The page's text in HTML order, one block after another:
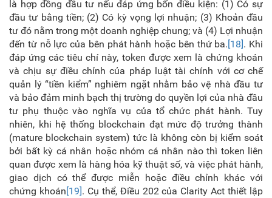
là hợp đồng đầu tư nếu đáp ứng bốn điều kiện: (1) Có sự
đầu tư bằng tiền; (2) Có kỳ vọng lợi nhuận; (3) Khoản đầu
tư đó nằm trong một doanh nghiệp chung; và (4) Lợi nhuận
đến từ nỗ lực của bên phát hành hoặc bên thứ ba.[18]. Khi
đáp ứng các tiêu chí này, token được xem là chứng khoán
và chịu sự điều chỉnh của pháp luật tài chính với cơ chế
quản lý “tiền kiểm” nghiêm ngặt nhằm bảo vệ nhà đầu tư
và bảo đảm minh bạch thị trường do quyền lợi của nhà đầu
tư phụ thuộc vào nghĩa vụ của tổ chức phát hành. Tuy
nhiên, khi hệ thống blockchain đạt mức độ trưởng thành
(mature blockchain system) tức là không còn bị kiểm soát
bởi bất kỳ cá nhân hoặc nhóm cá nhân nào thì token liên
quan được xem là hàng hóa kỹ thuật số, và việc phát hành,
giao dịch có thể được miễn hoặc điều chỉnh khác với
chứng khoán[19]. Cụ thể, Điều 202 của Clarity Act thiết lập